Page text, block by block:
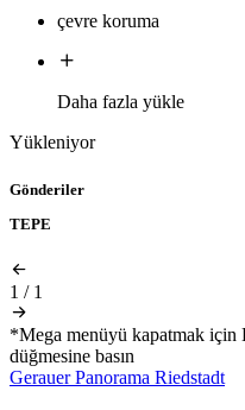
çevre koruma
Daha fazla yükle
Yükleniyor
Gönderiler
TEPE
1 / 1
*Mega menüyü kapatmak için
düğmesine basın
Gerauer Panorama Riedstadt